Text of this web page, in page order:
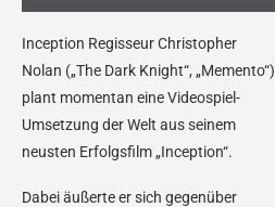
Inception Regisseur Christopher
Nolan („The Dark Knight“, „Memento“)
plant momentan eine Videospiel-
Umsetzung der Welt aus seinem
neusten Erfolgsfilm „Inception“.
Dabei äußerte er sich gegenüber